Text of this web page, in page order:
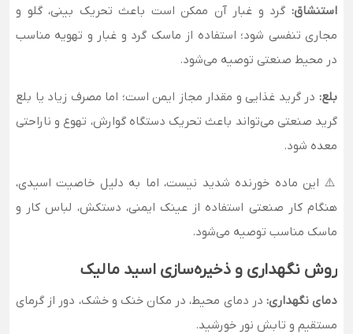
استنشاق: گرد و غبار آن ممکن است باعث تحریک بینی، گلو و
مجاری تنفسی شود؛ استفاده از ماسک گرد و غبار و تهویه مناسب
در محیط صنعتی توصیه می‌شود.
بلع: در گرید غذایی و مقدار مجاز ایمن است؛ اما مصرف زیاد یا بلع
گرید صنعتی می‌تواند باعث تحریک دستگاه گوارش، تهوع و ناراحتی
معده شود.
⚠️ این ماده خورنده شدید نیست، اما به دلیل خاصیت اسیدی،
هنگام کار صنعتی استفاده از عینک ایمنی، دستکش، لباس کار و
ماسک مناسب توصیه می‌شود.
روش نگهداری و ذخیره‌سازی اسید مالیک
دمای نگهداری: در دمای محیط، در مکان خنک و خشک، دور از گرمای
مستقیم و تابش نور خورشید.